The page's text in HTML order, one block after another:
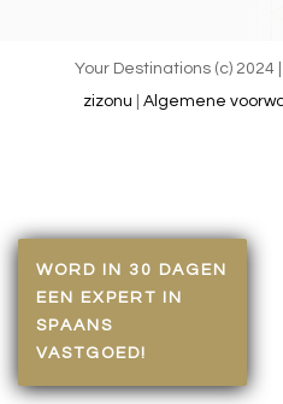
Your Destinations (c)
zizonu
|Algemene
WORD IN 30 DAGEN
EEN EXPERT IN
SPAANS
VASTGOED!